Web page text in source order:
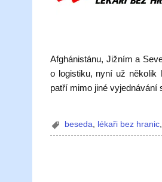
Afghánistánu, Jižním a
o logistiku, nyní už několik
patří mimo jiné vyjednávání
beseda lékaři bez hranic